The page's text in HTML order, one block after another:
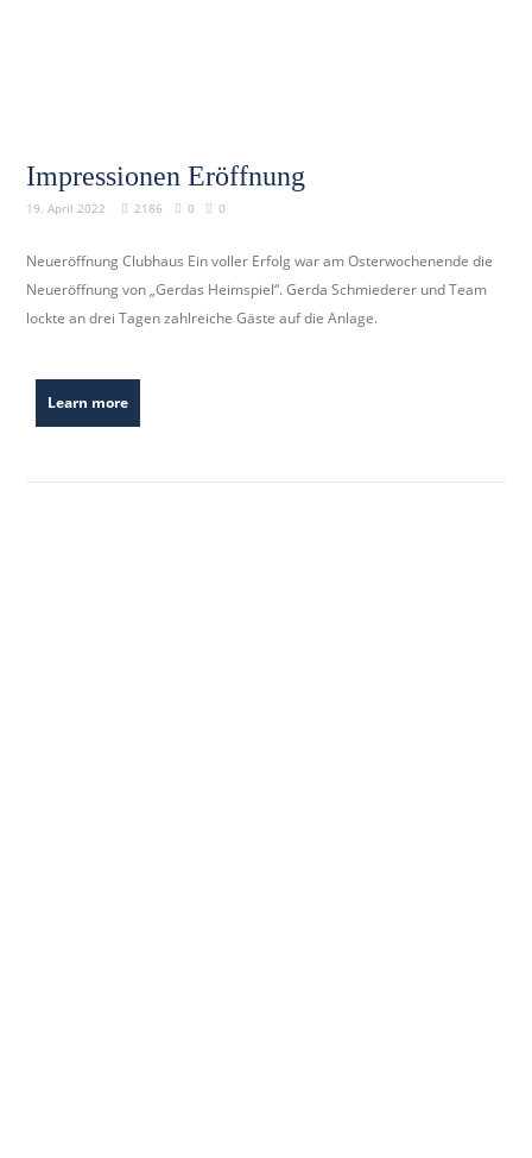
Impressionen Eröffnung
19. April 2022 2186 0 0
Neueröffnung Clubhaus Ein voller Erfolg war am Osterwochenende die
Neueröffnung von „Gerdas Heimspiel“. Gerda Schmiederer und Team
lockte an drei Tagen zahlreiche Gäste auf die Anlage.
Learn more